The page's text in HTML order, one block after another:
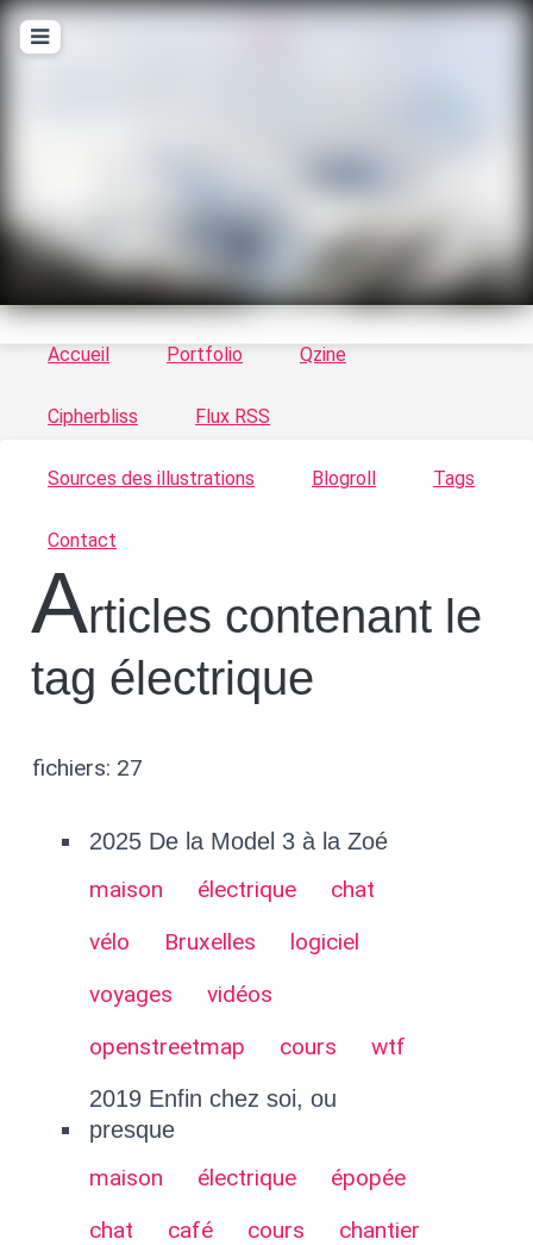
ykayn Blog
Le vortex à chats - Illustrations, trucs en tout
genre par Tykayn
Accueil Portfolio Qzine
Cipherbliss Flux RSS
Sources des illustrations Blogroll Tags
Contact
Articles contenant le
tag électrique
fichiers: 27
2025 De la Model 3 à la Zoé
maison électrique
chat
vélo
Bruxelles
logiciel
voyages
vidéos
openstreetmap
cours wtf
2019 Enfin chez soi, ou
presque
maison électrique
épopée
chat
café cours
chantier